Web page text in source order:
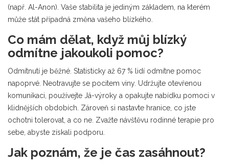
(např. Al-Anon). Vaše stabilita je jediným základem, na kterém
může stát případná změna vašeho blízkého.
Co mám dělat, když můj blízký
odmítne jakoukoli pomoc?
Odmítnutí je běžné. Statisticky až 67 % lidí odmítne pomoc
napoprvé. Neotravujte se pocitem viny. Udržujte otevřenou
komunikaci, používejte Já-výroky a opakujte nabídku pomoci v
klidnějších obdobích. Zároveň si nastavte hranice, co jste
ochotni tolerovat, a co ne. Zvažte návštěvu rodinné terapie pro
sebe, abyste získali podporu.
Jak poznám, že je čas zasáhnout?